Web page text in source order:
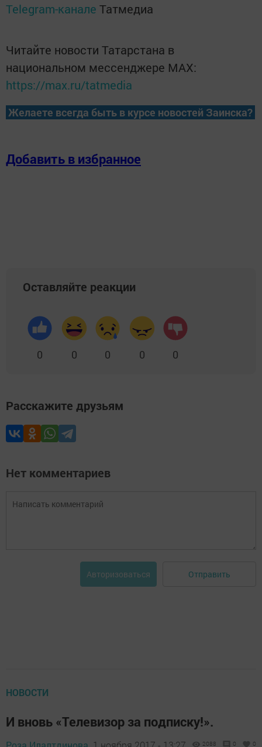
Telegram-канале Татмедиа
Читайте новости Татарстана в
национальном мессенджере MАХ:
https://max.ru/tatmedia
Желаете всегда быть в курсе новостей Заинска?
Добавить в избранное
Оставляйте реакции
0 0 0 0 0
Расскажите друзьям
Нет комментариев
Авторизоваться Отправить
НОВОСТИ
И вновь «Телевизор за подписку!».
2088 0 0